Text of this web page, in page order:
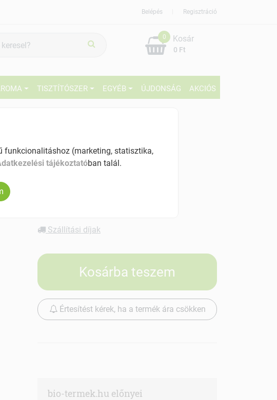
Regisztráció
Belépés
0
0 Ft
Kosár
TISZTÍTÓSZER EGYÉB ÚJDONSÁG AKCIÓS
Készletinformáció:
Szállítási díjak
Kosárba teszem
Értesítést kérek, ha a termék ára csökken
bio-termek.hu előnyei
funkcionalitáshoz (marketing, statisztika,
tájékoztatóban talál.